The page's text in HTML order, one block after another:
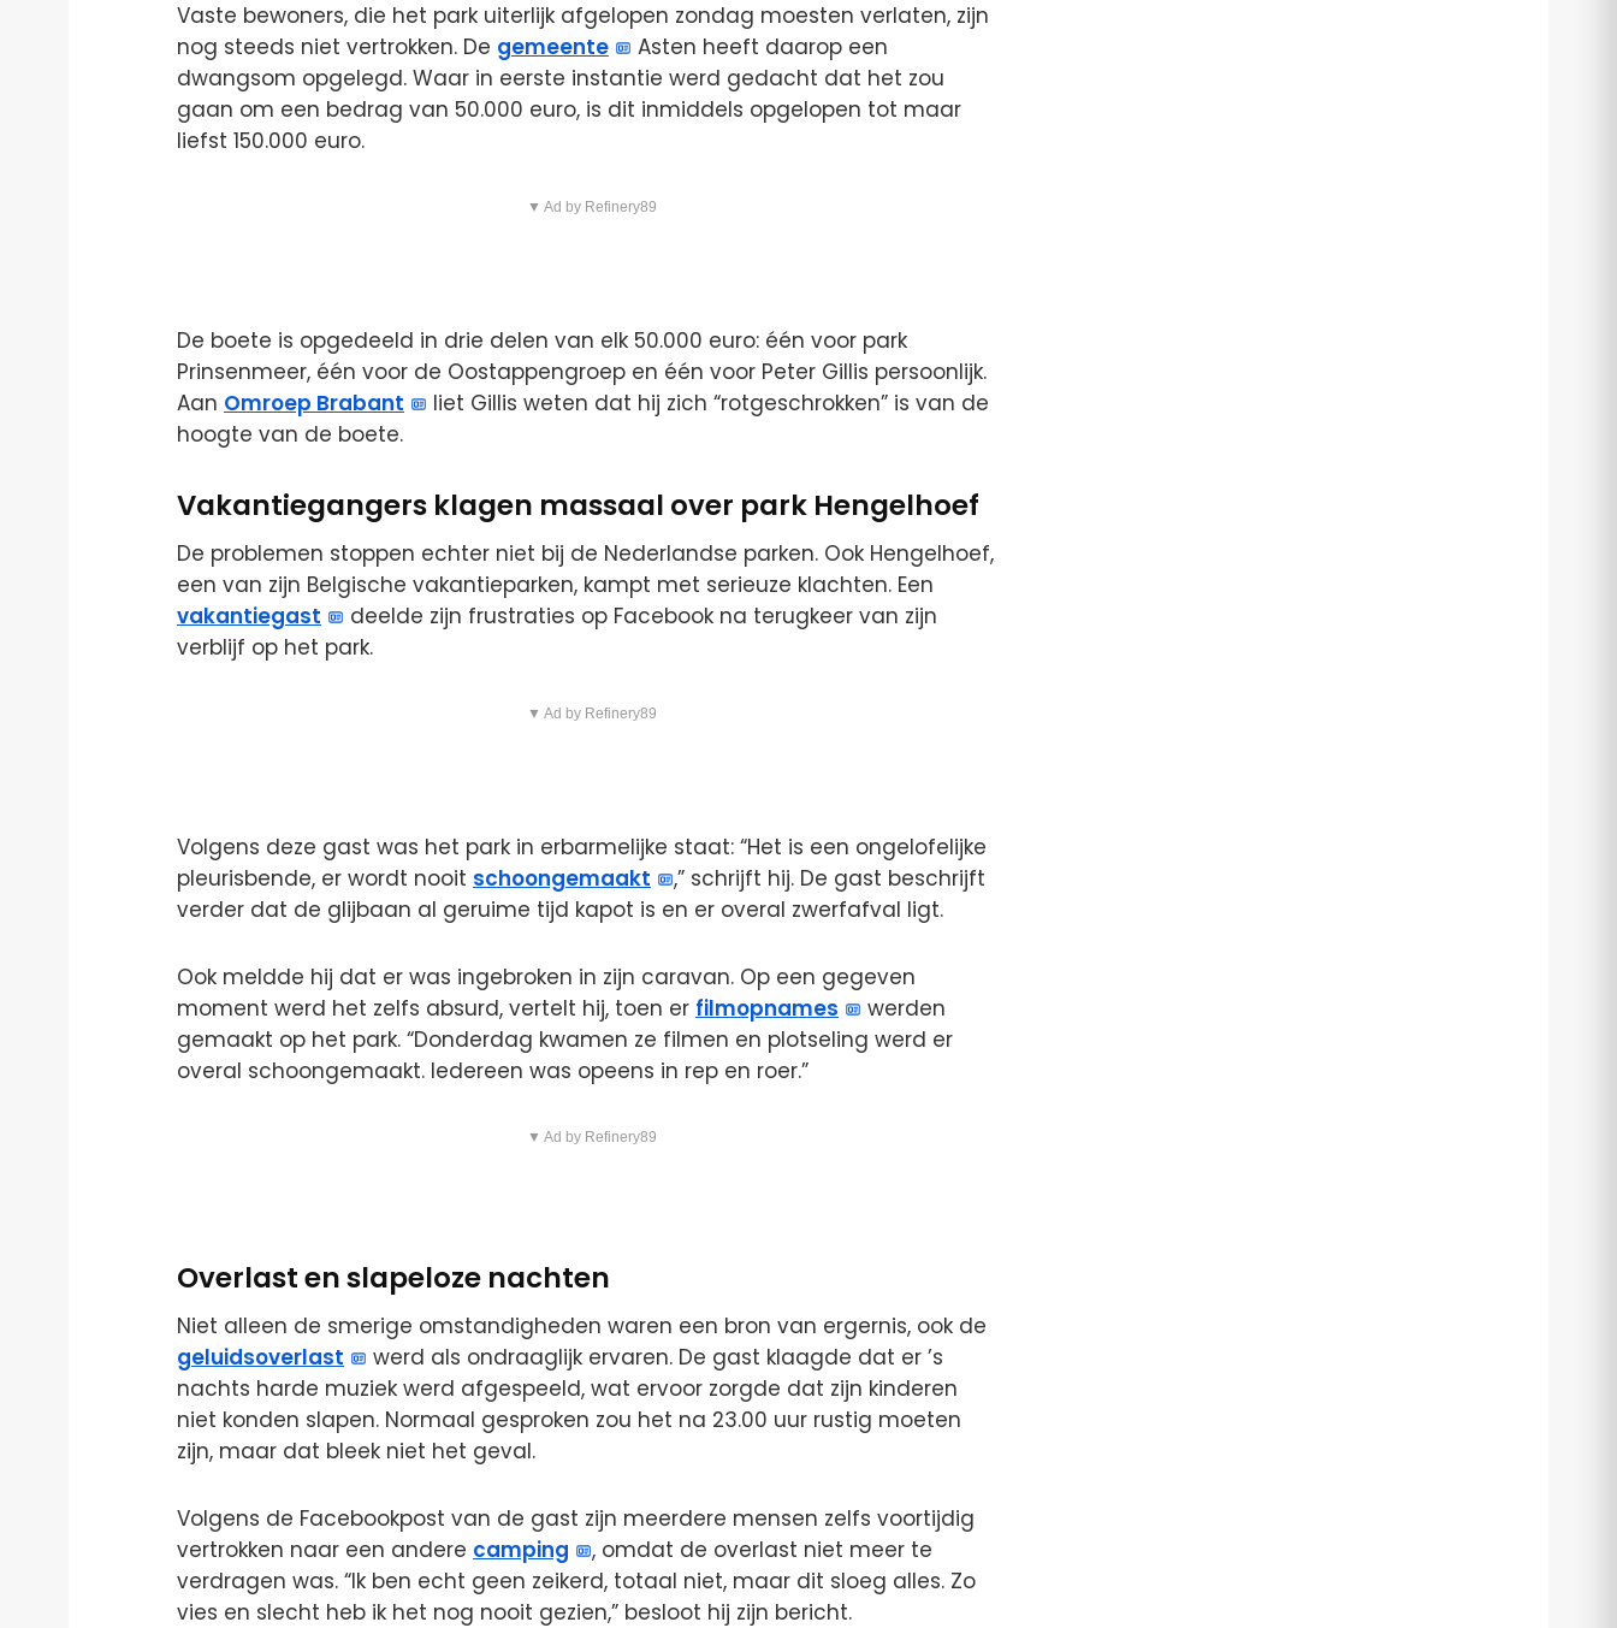
Vaste bewoners, die het park uiterlijk afgelopen zondag moesten verlaten, zijn
nog steeds niet vertrokken. De gemeente
Asten heeft daarop een
dwangsom opgelegd. Waar in eerste instantie werd gedacht dat het zou
gaan om een bedrag van 50.000 euro, is dit inmiddels opgelopen tot maar
liefst 150.000 euro.
▼ Ad by Refinery89
De boete is opgedeeld in drie delen van elk 50.000 euro: één voor park
Prinsenmeer, één voor de Oostappengroep en één voor Peter Gillis persoonlijk.
Aan Omroep Brabant
liet Gillis weten dat hij zich “rotgeschrokken” is van de
hoogte van de boete.
Vakantiegangers klagen massaal over park Hengelhoef
De problemen stoppen echter niet bij de Nederlandse parken. Ook Hengelhoef,
een van zijn Belgische vakantieparken, kampt met serieuze klachten. Een
vakantiegast
deelde zijn frustraties op Facebook na terugkeer van zijn
verblijf op het park.
▼ Ad by Refinery89
Volgens deze gast was het park in erbarmelijke staat: “Het is een ongelofelijke
pleurisbende, er wordt nooit schoongemaakt
,” schrijft hij. De gast beschrijft
verder dat de glijbaan al geruime tijd kapot is en er overal zwerfafval ligt.
Ook meldde hij dat er was ingebroken in zijn caravan. Op een gegeven
moment werd het zelfs absurd, vertelt hij, toen er filmopnames
werden
gemaakt op het park. “Donderdag kwamen ze filmen en plotseling werd er
overal schoongemaakt. Iedereen was opeens in rep en roer.”
▼ Ad by Refinery89
Overlast en slapeloze nachten
Niet alleen de smerige omstandigheden waren een bron van ergernis, ook de
geluidsoverlast
werd als ondraaglijk ervaren. De gast klaagde dat er ’s
nachts harde muziek werd afgespeeld, wat ervoor zorgde dat zijn kinderen
niet konden slapen. Normaal gesproken zou het na 23.00 uur rustig moeten
zijn, maar dat bleek niet het geval.
Volgens de Facebookpost van de gast zijn meerdere mensen zelfs voortijdig
vertrokken naar een andere camping
, omdat de overlast niet meer te
verdragen was. “Ik ben echt geen zeikerd, totaal niet, maar dit sloeg alles. Zo
vies en slecht heb ik het nog nooit gezien,” besloot hij zijn bericht.